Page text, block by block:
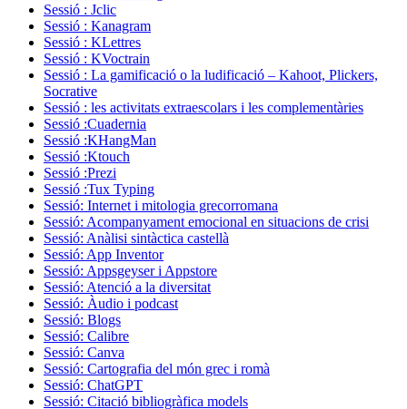
Sessió : Jclic
Sessió : Kanagram
Sessió : KLettres
Sessió : KVoctrain
Sessió : La gamificació o la ludificació – Kahoot, Plickers,
Socrative
Sessió : les activitats extraescolars i les complementàries
Sessió :Cuadernia
Sessió :KHangMan
Sessió :Ktouch
Sessió :Prezi
Sessió :Tux Typing
Sessió: Internet i mitologia grecorromana
Sessió: Acompanyament emocional en situacions de crisi
Sessió: Anàlisi sintàctica castellà
Sessió: App Inventor
Sessió: Appsgeyser i Appstore
Sessió: Atenció a la diversitat
Sessió: Àudio i podcast
Sessió: Blogs
Sessió: Calibre
Sessió: Canva
Sessió: Cartografia del món grec i romà
Sessió: ChatGPT
Sessió: Citació bibliogràfica models